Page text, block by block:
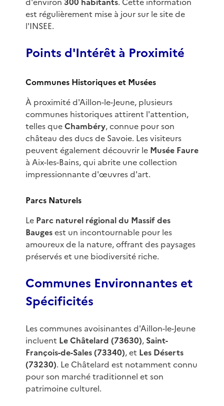
est régulièrement mise à jour sur le site de
l'INSEE.
Points d'Intérêt à Proximité
Communes Historiques et Musées
À proximité d'Aillon-le-Jeune, plusieurs
communes historiques attirent l'attention,
telles queChambéry, connue pour son
château des ducs de Savoie. Les visiteurs
peuvent également découvrir le Musée Faure
à Aix-les-Bains, qui abrite une collection
impressionnante d'œuvres d'art.
Parcs Naturels
Le Parc naturel régional du Massif des
Baugesest un incontournable pour les
amoureux de la nature, offrant des paysages
préservés et une biodiversité riche.
Communes Environnantes et
Spécificités
Les communes avoisinantes d'Aillon-le-Jeune
incluent Le Châtelard (73630), Saint-
François-de-Sales (73340), et Les Déserts
(73230). Le Châtelard est notamment connu
pour son marché traditionnel et son
patrimoine culturel.